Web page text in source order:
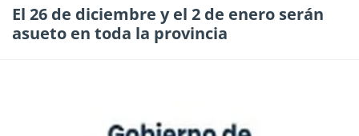
El 26 de diciembre y el 2 de enero serán
asueto en toda la provincia